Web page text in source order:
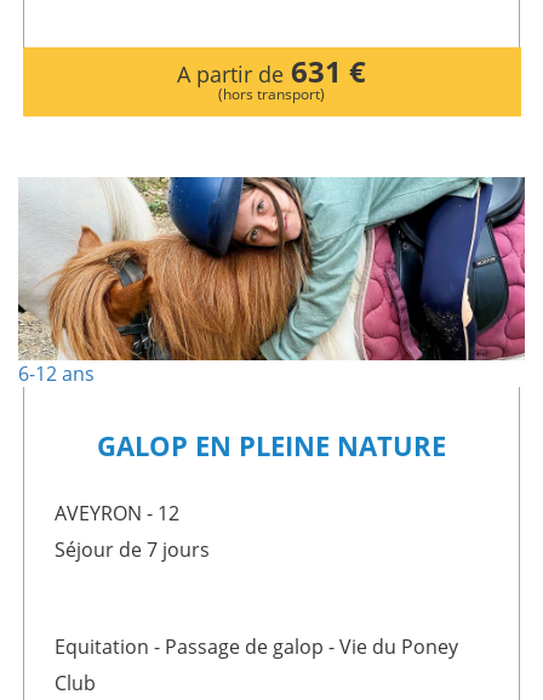
A partir de 631 €
(hors transport)
6-12 ans
GALOP EN PLEINE NATURE
AVEYRON - 12
Séjour de 7 jours
Equitation - Passage de galop - Vie du Poney
Club